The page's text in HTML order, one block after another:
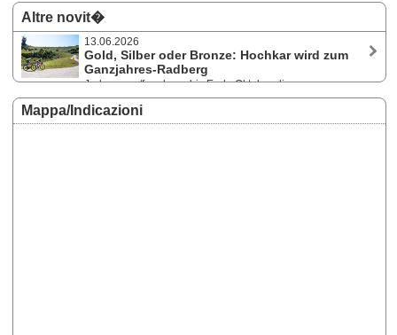
Altre novit�
13.06.2026
Gold, Silber oder Bronze: Hochkar wird zum
Ganzjahres-Radberg
Jedermann/frau kann bis Ende Oktober die
anspruchsvolle Radstrecke in den Ybbstaler Alpen über 11,1 km und
1.090 Höhenmeter von der Mautstation bis zum Berghaus in Angriff
nehmen, die Zeit aufzeichnen und sich den verdienten Preis abholen.
Mappa/Indicazioni